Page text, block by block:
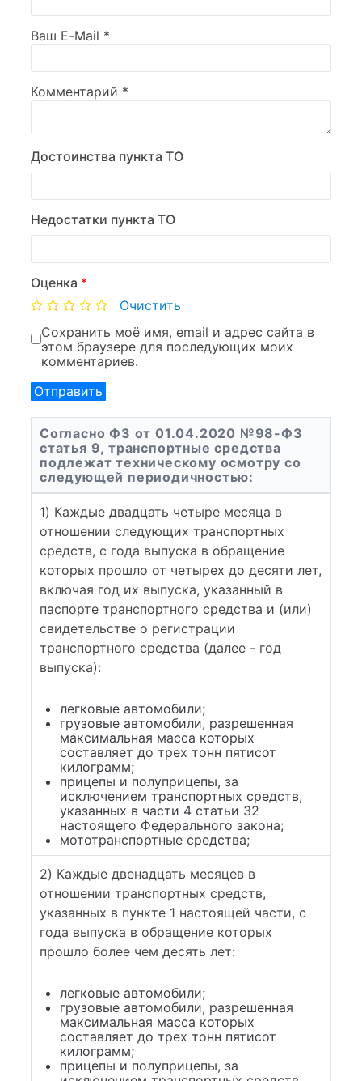
Ваш E-Mail *
Комментарий *
Достоинства пункта ТО
Недостатки пункта ТО
Оценка *
Очистить
Сохранить моё имя, email и адрес сайта в
этом браузере для последующих моих
комментариев.
Согласно ФЗ от 01.04.2020 №98-ФЗ
статья 9, транспортные средства
подлежат техническому осмотру со
следующей периодичностью:
1) Каждые двадцать четыре месяца в
отношении следующих транспортных
средств, с года выпуска в обращение
которых прошло от четырех до десяти лет,
включая год их выпуска, указанный в
паспорте транспортного средства и (или)
свидетельстве о регистрации
транспортного средства (далее - год
выпуска):
легковые автомобили;
грузовые автомобили, разрешенная
максимальная масса которых
составляет до трех тонн пятисот
килограмм;
прицепы и полуприцепы, за
исключением транспортных средств,
указанных в части 4 статьи 32
настоящего Федерального закона;
мототранспортные средства;
2) Каждые двенадцать месяцев в
отношении транспортных средств,
указанных в пункте 1 настоящей части, с
года выпуска в обращение которых
прошло более чем десять лет:
легковые автомобили;
грузовые автомобили, разрешенная
максимальная масса которых
составляет до трех тонн пятисот
килограмм;
прицепы и полуприцепы, за